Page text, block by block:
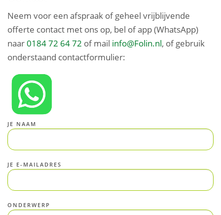
Neem voor een afspraak of geheel vrijblijvende
offerte contact met ons op, bel of app (WhatsApp)
naar0184 72 64 72 of mail info@Folin.nl, of gebruik
onderstaand contactformulier:
JE NAAM
JE E-MAILADRES
ONDERWERP